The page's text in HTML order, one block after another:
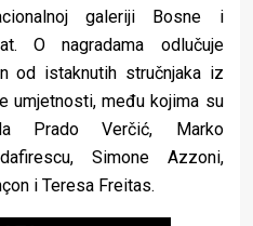
galeriji Bosne i
O nagradama odlučuje
od istaknutih stručnjaka iz
umjetnosti, među kojima su
Prado Verčić, Marko
Simone Azzoni,
i Teresa Freitas.